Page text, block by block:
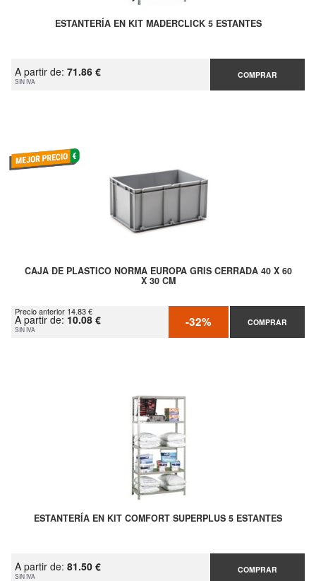
ESTANTERÍA EN KIT MADERCLICK 5 ESTANTES
A partir de: 71.86 €
SIN IVA
COMPRAR
CAJA DE PLASTICO NORMA EUROPA GRIS CERRADA 40 X 60
X 30 CM
Precio anterior 14.83 €
A partir de: 10.08 €
SIN IVA -32% COMPRAR
ESTANTERÍA EN KIT COMFORT SUPERPLUS 5 ESTANTES
A partir de: 81.50 €
SIN IVA
COMPRAR